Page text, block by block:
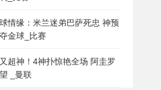
情缘：米兰迷弟巴萨死忠 神预
金球_比赛
超神！4神扑惊艳全场 阿圭罗
_曼联